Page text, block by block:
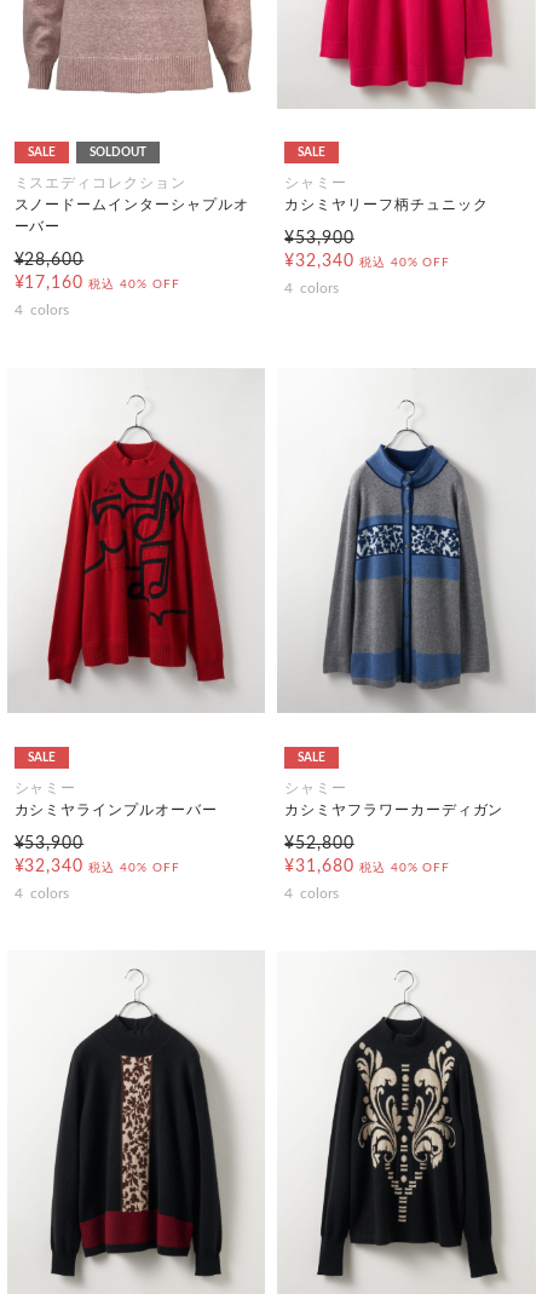
SALE SOLDOUT
ミスエディコレクション
スノードームインターシャプルオ
ーバー
¥28,600
¥17,160 税込 40% OFF
4 colors
SALE
シャミー
カシミヤリーフ柄チュニック
¥53,900
¥32,340 税込 40% OFF
4 colors
SALE
シャミー
カシミヤラインプルオーバー
¥53,900
¥32,340 税込 40% OFF
4 colors
SALE
シャミー
カシミヤフラワーカーディガン
¥52,800
¥31,680 税込 40% OFF
4 colors